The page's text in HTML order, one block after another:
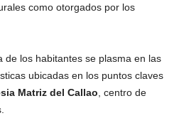
como otorgados por los
de los habitantes se plasma en las
ubicadas en los puntos claves
Matriz del Callao , centro de